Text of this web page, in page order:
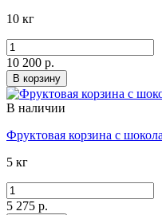
10 кг
10 200 р.
В корзину
В наличии
Фруктовая корзина с
5 кг
5 275 р.